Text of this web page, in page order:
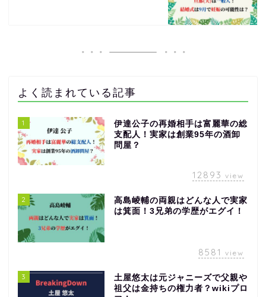
よく読まれている記事
1
伊達公子の再婚相手は富麗華の総
支配人！実家は創業95年の酒卸
問屋？
12893 view
2
高島崚輔の両親はどんな人で実家
は箕面！3兄弟の学歴がエグイ！
8581 view
3
土屋悠太は元ジャニーズで父親や
祖父は金持ちの権力者？wikiプロ